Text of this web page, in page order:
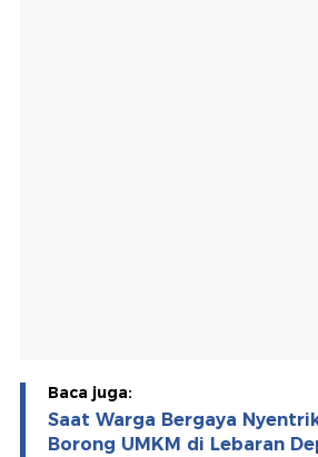
Baca juga:
Saat Warga Bergaya
Borong UMKM di Lebaran